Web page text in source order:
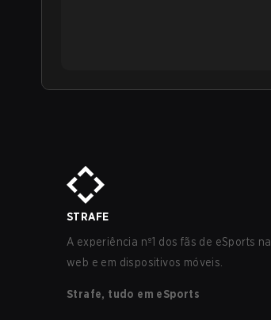
STRAFE
A experiência nº1 dos fãs de eSports na
web e em dispositivos móveis.
Strafe, tudo em eSports